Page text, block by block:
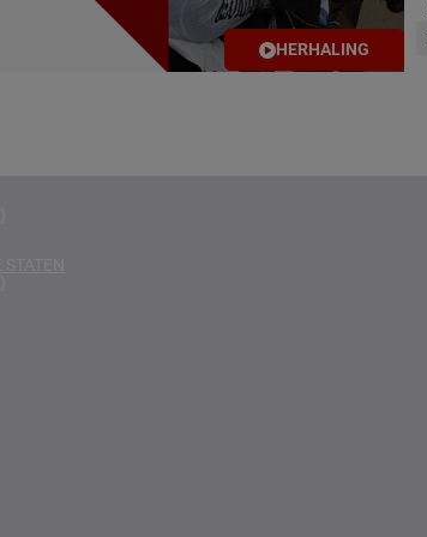
HERHALING